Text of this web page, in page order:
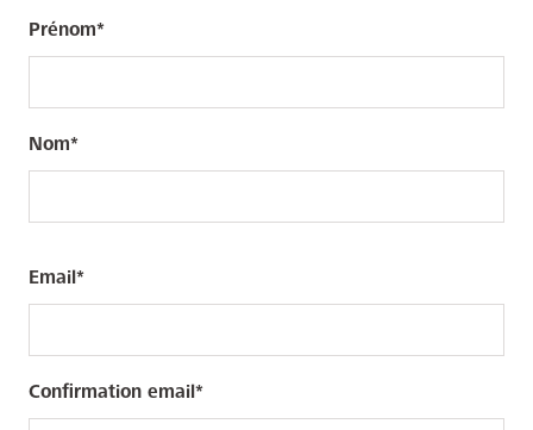
Prénom
Nom
Email
Confirmation email